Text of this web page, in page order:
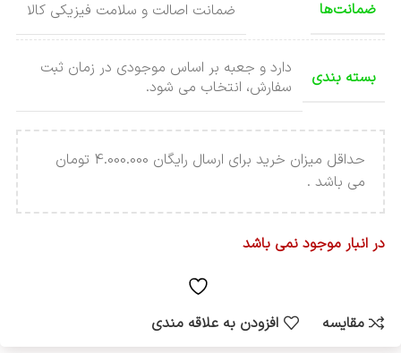
ضمانت‌ها ضمانت اصالت و سلامت فیزیکی کالا
بسته بندی
دارد و جعبه بر اساس موجودی در زمان ثبت
سفارش، انتخاب می شود.
حداقل میزان خرید برای ارسال رایگان 4.000.000 تومان
می باشد .
در انبار موجود نمی باشد
مقایسه افزودن به علاقه مندی